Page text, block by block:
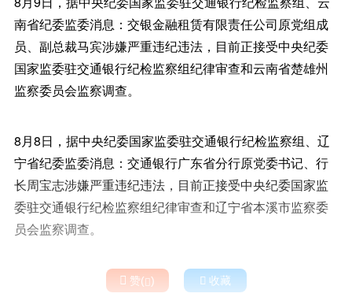
南省纪委监委消息：交银金融租赁有限责任公司原党组成
员、副总裁马宾涉嫌严重违纪违法，目前正接受中央纪委
国家监委驻交通银行纪检监察组纪律审查和云南省楚雄州
监察委员会监察调查。
8月8日，据中央纪委国家监委驻交通银行纪检监察组、辽
宁省纪委监委消息：交通银行广东省分行原党委书记、行
长周宝志涉嫌严重违纪违法，目前正接受中央纪委国家监
委驻交通银行纪检监察组纪律审查和辽宁省本溪市监察委
员会监察调查。
 赞()  收藏